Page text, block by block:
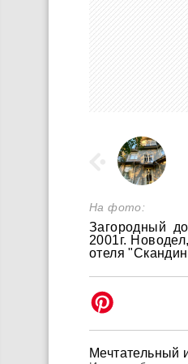
На фото:
Загородный
2001г.
отеля
Мечтательный